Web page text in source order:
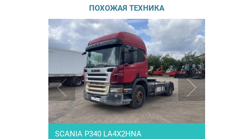
ПОХОЖАЯ ТЕХНИКА
SCANIA P340 LA4X2HNA